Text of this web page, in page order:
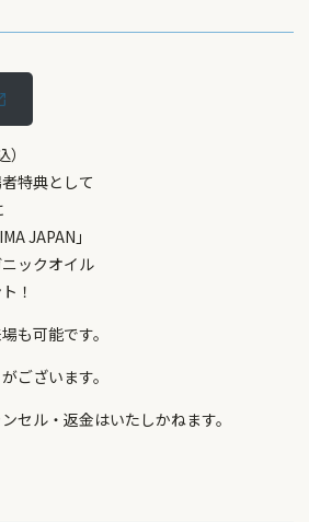
特典として
JAPAN」
ックオイル
！
も可能です。
ございます。
セル・返金はいたしかねます。